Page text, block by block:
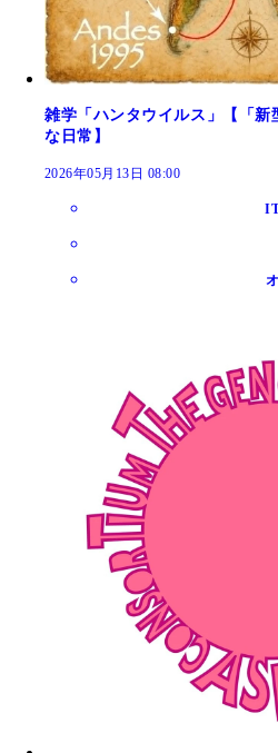
雑学「ハンタウイルス」【「
な日常】
2026年05月13日 08:00